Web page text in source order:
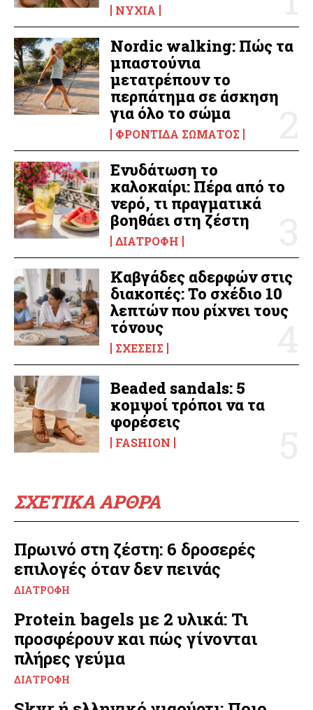
ΝΎΧΙΑ
Nordic walking: Πώς τα
μπαστούνια
μετατρέπουν το
περπάτημα σε άσκηση
για όλο το σώμα
ΦΡΟΝΤΊΔΑ ΣΏΜΑΤΟΣ
Ενυδάτωση το
καλοκαίρι: Πέρα από το
νερό, τι πραγματικά
βοηθάει στη ζέστη
ΔΙΑΤΡΟΦΉ
Καβγάδες αδερφών στις
διακοπές: Το σχέδιο 10
λεπτών που ρίχνει τους
τόνους
ΣΧΈΣΕΙΣ
Beaded sandals: 5
κομψοί τρόποι να τα
φορέσεις
FASHION
ΣΧΕΤΙΚΑ ΑΡΘΡΑ
Πρωινό στη ζέστη: 6 δροσερές
επιλογές όταν δεν πεινάς
ΔΙΑΤΡΟΦΉ
Protein bagels με 2 υλικά: Τι
προσφέρουν και πώς γίνονται
πλήρες γεύμα
ΔΙΑΤΡΟΦΉ